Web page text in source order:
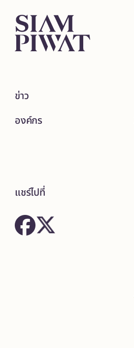
ข่าว
องค์กร
แชร์ไปที่